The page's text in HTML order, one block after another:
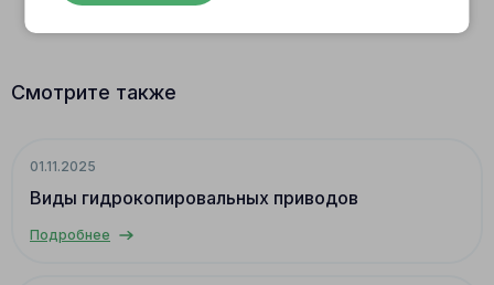
Смотрите также
01.11.2025
Виды гидрокопировальных приводов
Подробнее